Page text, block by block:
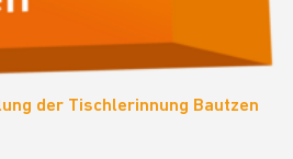
der Tischlerinnung Bautzen